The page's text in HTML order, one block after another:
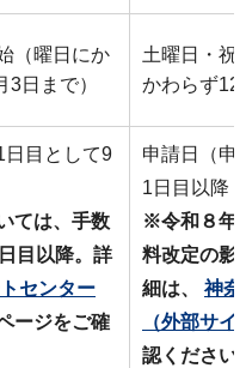
（曜日にか
日まで）
土曜日・祝
かわらず12
日目として9
ては、手数
目以降。詳
センター
ージをご確
申請日（申
1日目以降
※令和８年
料改定の影
細は、神
（外部サイ
認ください